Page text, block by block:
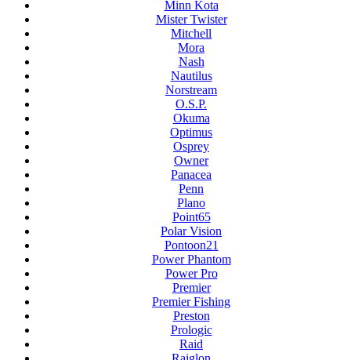
Minn Kota
Mister Twister
Mitchell
Mora
Nash
Nautilus
Norstream
O.S.P.
Okuma
Optimus
Osprey
Owner
Panacea
Penn
Plano
Point65
Polar Vision
Pontoon21
Power Phantom
Power Pro
Premier
Premier Fishing
Preston
Prologic
Raid